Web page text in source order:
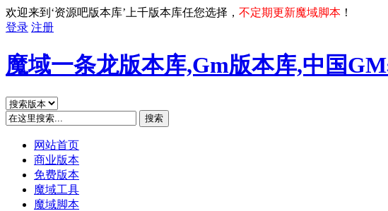
欢迎来到‘资源吧版本库’上千版本库任您选择， 不定期更新魔域脚本 ！
登录 注册
魔域一条龙版本库,Gm版本库,中国
搜索
网站首页
商业版本
免费版本
魔域工具
魔域脚本